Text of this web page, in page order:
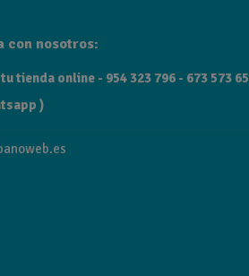
con nosotros:
tienda online - 954 323 796 - 673 573
)